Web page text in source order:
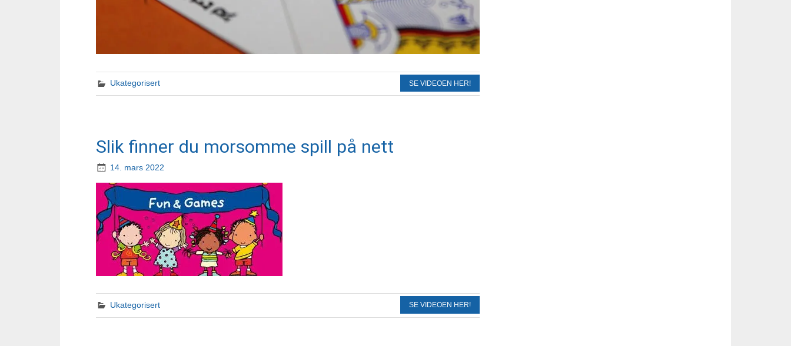
Ukategorisert SE VIDEOEN HER!
Slik finner du morsomme spill på nett
14. mars 2022
Ukategorisert SE VIDEOEN HER!